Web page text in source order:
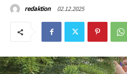
redaktion 02.12.2025